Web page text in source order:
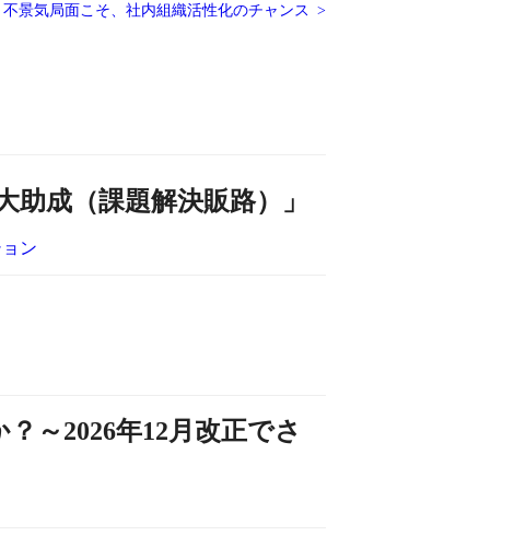
不景気局面こそ、社内組織活性化のチャンス
成（課題解決販路）」
ン
～2026年12月改正でさ